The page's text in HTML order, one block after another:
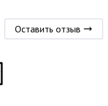
Оставить отзыв